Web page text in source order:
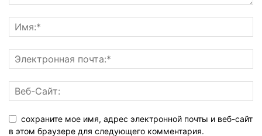
сохраните мое имя, адрес электронной почты и веб-сайт
в этом браузере для следующего комментария.